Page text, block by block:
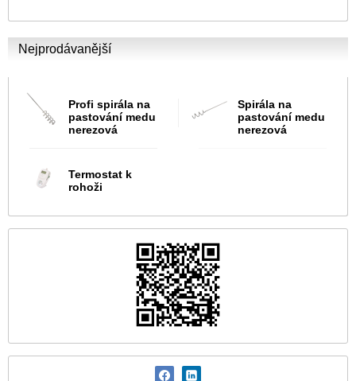
Nejprodávanější
Profi spirála na
pastování medu
nerezová
Spirála na
pastování medu
nerezová
Termostat k
rohoži